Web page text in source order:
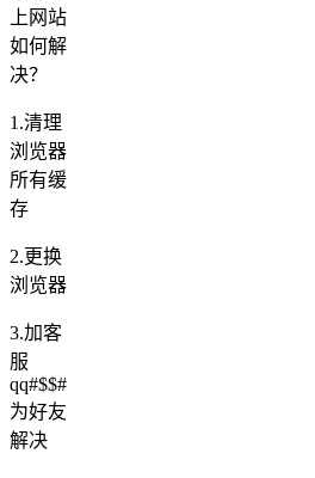
上网站
如何解
决？
1.清理
浏览器
所有缓
存
2.更换
浏览器
3.加客
服
qq#$$#
为好友
解决